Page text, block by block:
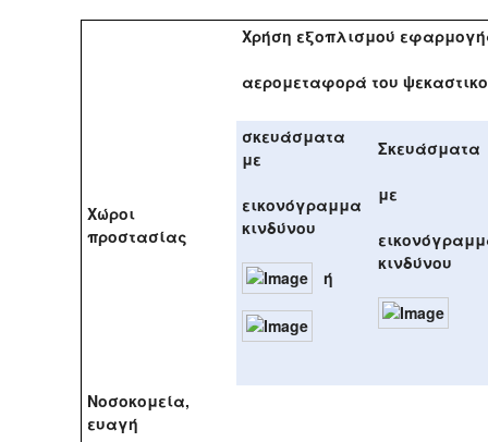
Χώροι
προστασίας
Χρήση εξοπλισμού
αερομεταφορά του
σκευάσματα
με
εικονόγραμμα
κινδύνου
ή
Σκευάσματα
με
κινδύνου
Νοσοκομεία,
ευαγή